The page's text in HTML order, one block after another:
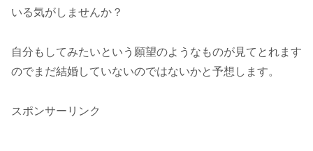
いる気がしませんか？
自分もしてみたいという願望のようなものが見てとれます
のでまだ結婚していないのではないかと予想します。
スポンサーリンク